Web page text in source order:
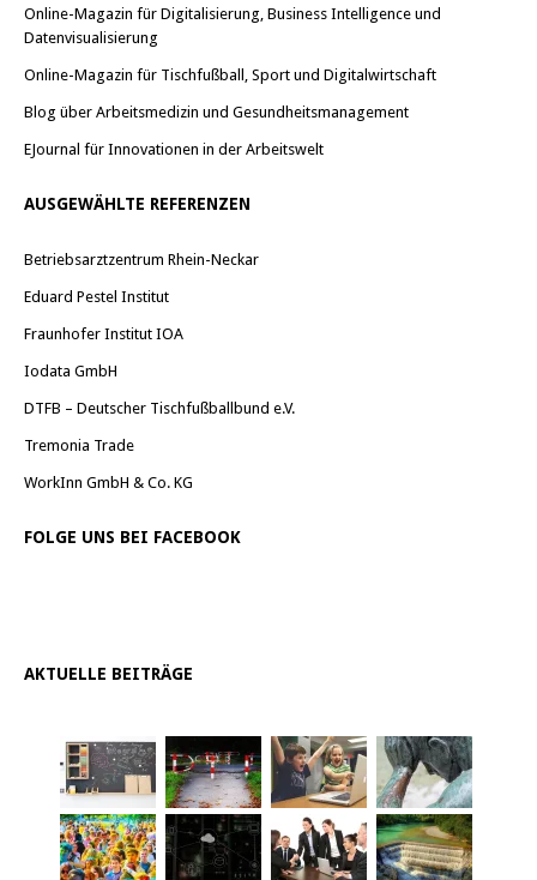
Online-Magazin für Digitalisierung, Business Intelligence und
Datenvisualisierung
Online-Magazin für Tischfußball, Sport und Digitalwirtschaft
Blog über Arbeitsmedizin und Gesundheitsmanagement
EJournal für Innovationen in der Arbeitswelt
AUSGEWÄHLTE REFERENZEN
Betriebsarztzentrum Rhein-Neckar
Eduard Pestel Institut
Fraunhofer Institut IOA
Iodata GmbH
DTFB – Deutscher Tischfußballbund e.V.
Tremonia Trade
WorkInn GmbH & Co. KG
FOLGE UNS BEI FACEBOOK
AKTUELLE BEITRÄGE